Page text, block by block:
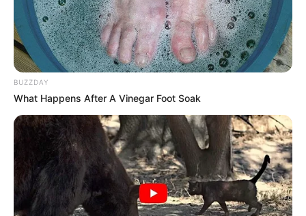
BUZZDAY
What Happens After A Vinegar Foot Soak